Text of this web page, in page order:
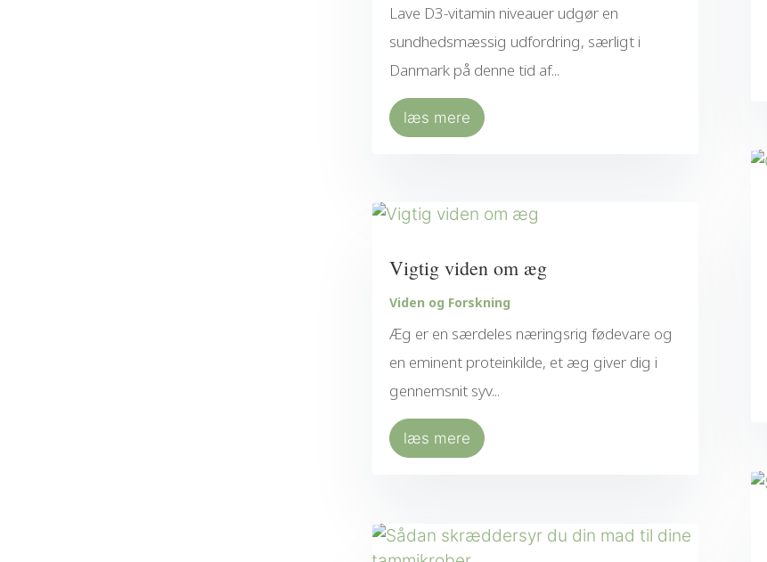
Lave D3-vitamin niveauer udgør en
sundhedsmæssig udfordring, særligt i
Danmark på denne tid af...
læs mere
Vigtig viden om æg
Viden og Forskning
Æg er en særdeles næringsrig fødevare og
en eminent proteinkilde, et æg giver dig i
gennemsnit syv...
læs mere